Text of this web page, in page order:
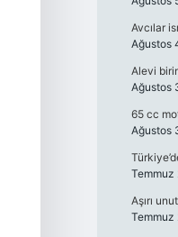
Avcılar
Ağustos
Alevi
Ağustos
65 cc
Ağustos
Temmuz
Aşırı
Temmuz